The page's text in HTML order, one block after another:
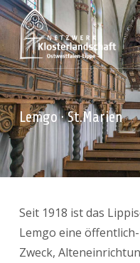
Skip
to
main
content
Lemgo · St.Marien
Seit 1918 ist das
Lemgo eine
Zweck,